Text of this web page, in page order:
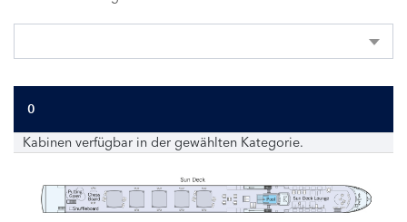
0
Kabinen verfügbar in der gewählten Kategorie.